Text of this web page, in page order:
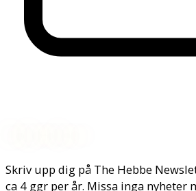
Skriv upp dig på The Hebbe
ca 4 ggr per år. Missa inga nyheter